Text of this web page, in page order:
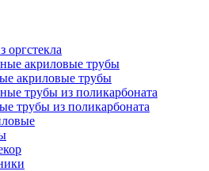
оргстекла
акриловые трубы
акриловые трубы
трубы из поликарбоната
трубы из поликарбоната